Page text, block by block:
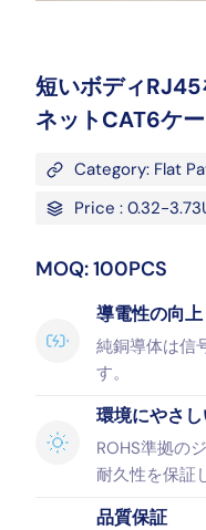
短いボディ
ネットCAT6ケ
Category: Flat
Price : 0.32-
MOQ: 100PCS
導電性の向上
純銅導体は信
す。
環境にやさ
ROHS準拠の
耐久性を保証
品質保証